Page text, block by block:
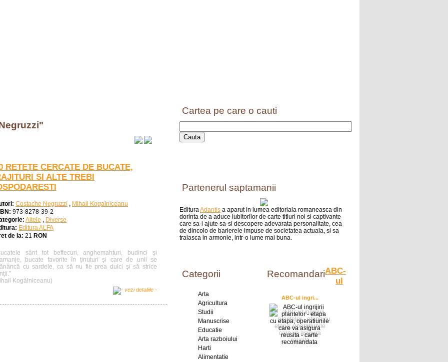
RETETE CERCATE DE BUCATE,
SI ALTE TREBI
Costache Negruzzi , Mihail Kogalniceanu
973-8278-39-2
Altele , Diverse
Editura ALFA
de la: 21 RON
sânt tot beftecuri, anghemahturi, budinci şi
bucate favorite în ţinuturi şi care de unii se
cu sardele, ca să nu fie prea dulci şi să strice
Kogălniceanu)
Cartea pe care o cauti
Partenerul saptamanii
EdituraAdantis a aparut in lumea editoriala romaneasca din
dorinta de a aduce iubitorilor de carte titluri noi si captivante
care sa-i ajute sa-si descopere adevarata personalitate, cea
de dincolo de barierele impuse de societatea actuala, si sa
traiasca in armonie, intr-o lume mai buna.
Categorii
Arta
Agricultura
Studii
Manuscrise
Educatie
Arta razboiului
Harti
Alimentatie
Recomandari
ABC-ul ingri...
ABC-
ul